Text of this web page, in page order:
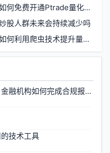
如何免费开通Ptrade量化交易软件权限
股人群未来会持续减少吗
如何利用爬虫技术提升量化交易效率
程序化报备流程是什么？金融机构如何完成合规报备
技术工具